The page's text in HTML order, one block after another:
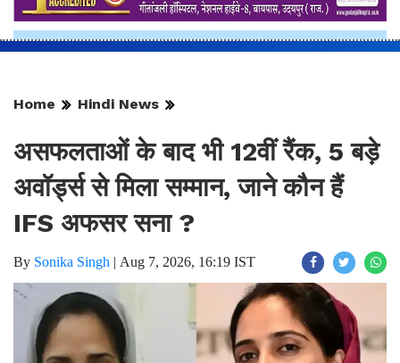
Home Hindi News
असफलताओं के बाद भी 12वीं रैंक, 5 बड़े
अवॉर्ड्स से मिला सम्मान, जाने कौन हैं
IFS अफसर सना ?
By Sonika Singh | Aug 7, 2026, 16:19 IST